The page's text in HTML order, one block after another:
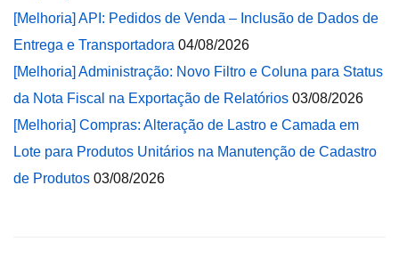
[Melhoria] API: Pedidos de Venda – Inclusão de Dados de
Entrega e Transportadora 04/08/2026
[Melhoria] Administração: Novo Filtro e Coluna para Status
da Nota Fiscal na Exportação de Relatórios 03/08/2026
[Melhoria] Compras: Alteração de Lastro e Camada em
Lote para Produtos Unitários na Manutenção de Cadastro
de Produtos 03/08/2026